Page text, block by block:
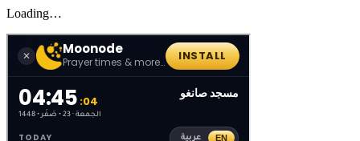
Loading…